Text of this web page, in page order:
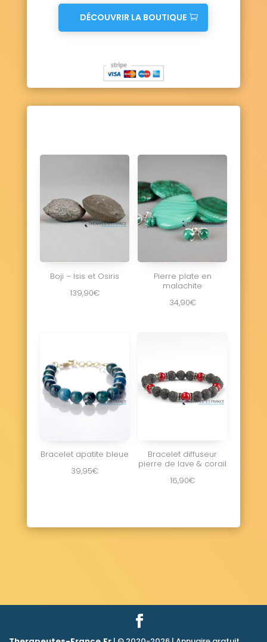
DÉCOUVRIR LA BOUTIQUE
Boji – Isis et Osiris
139,90€
Pierre plate en
malachite
34,90€
Bracelet apatite bleue
39,95€
Bracelet diffuseur
pierre de lave & corail
16,90€